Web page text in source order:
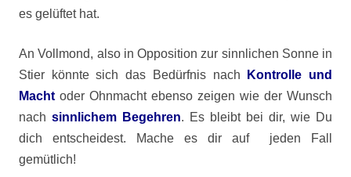
es gelüftet hat.
An Vollmond, also in Opposition zur sinnlichen Sonne in
Stier könnte sich das Bedürfnis nach
Kontrolle und
Macht oder Ohnmacht ebenso zeigen wie der Wunsch
nach sinnlichem Begehren. Es bleibt bei dir, wie Du
dich entscheidest. Mache es dir auf jeden Fall
gemütlich!